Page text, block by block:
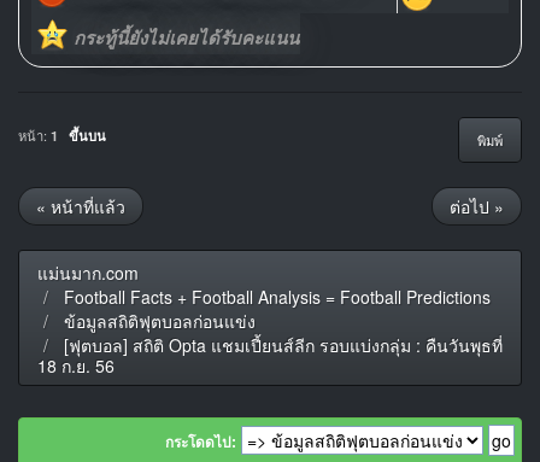
กระทู้นี้ยังไม่เคยได้รับคะแนน
พิมพ์
หน้า: 1 ขึ้นบน
« หน้าที่แล้ว ต่อไป »
แม่นมาก.com
Football Facts + Football Analysis = Football Predictions
ข้อมูลสถิติฟุตบอลก่อนแข่ง
[ฟุตบอล] สถิติ Opta แชมเปี้ยนส์ลีก รอบแบ่งกลุ่ม : คืนวันพุธที่
18 ก.ย. 56
กระโดดไป: